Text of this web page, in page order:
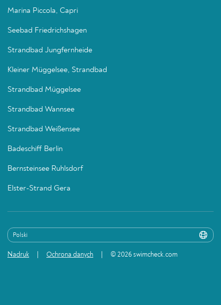
Marina Piccola, Capri
Seebad Friedrichshagen
Strandbad Jungfernheide
Kleiner Müggelsee, Strandbad
Strandbad Müggelsee
Strandbad Wannsee
Strandbad Weißensee
Badeschiff Berlin
Bernsteinsee Ruhlsdorf
Elster-Strand Gera
Nadruk Ochrona danych © 2026 swimcheck.com